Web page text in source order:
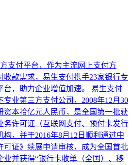
支付平台，作为主流网上支付方
收款需求，易生支付携手23家银行专
台，助力企业增值加速。 易生支付
业第三方支付公司，2008年12月30
资本拾亿元人民币，是全国第一批获
务许可证（互联网支付、预付卡发行
，并于2016年8月12日顺利通过中
可证》续展申请审核，成为全国首批
业并获得“银行卡收单（全国）、移